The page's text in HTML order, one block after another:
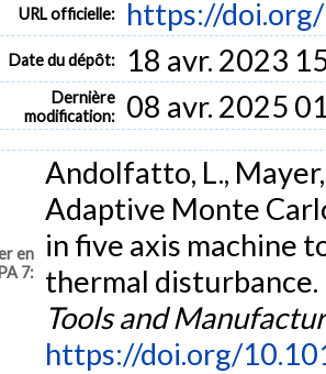
URL officielle: https://
Date du dépôt: 18 avr. 2023
Dernière
modification:
08 avr. 2025
en
7:
Andolfatto, L., Mayer,
Adaptive Monte
in five axis machine
thermal disturbance.
Tools and
https://doi.org/